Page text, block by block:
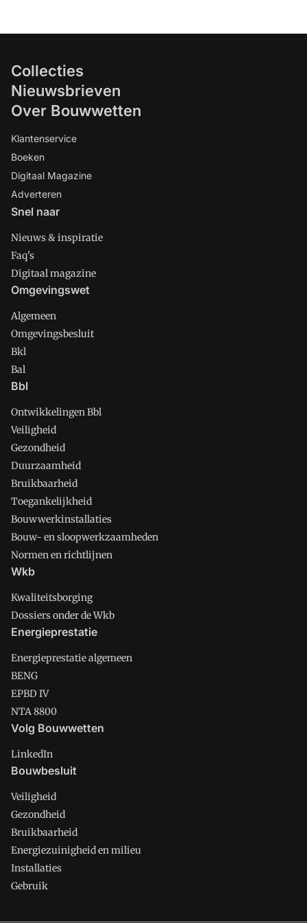
Collecties
Nieuwsbrieven
Over Bouwwetten
Klantenservice
Boeken
Digitaal Magazine
Adverteren
Snel naar
Nieuws & inspiratie
Faq's
Digitaal magazine
Omgevingswet
Algemeen
Omgevingsbesluit
Bkl
Bal
Bbl
Ontwikkelingen Bbl
Veiligheid
Gezondheid
Duurzaamheid
Bruikbaarheid
Toegankelijkheid
Bouwwerkinstallaties
Bouw- en sloopwerkzaamheden
Normen en richtlijnen
Wkb
Kwaliteitsborging
Dossiers onder de Wkb
Energieprestatie
Energieprestatie algemeen
BENG
EPBD IV
NTA 8800
Volg Bouwwetten
LinkedIn
Bouwbesluit
Veiligheid
Gezondheid
Bruikbaarheid
Energiezuinigheid en milieu
Installaties
Gebruik